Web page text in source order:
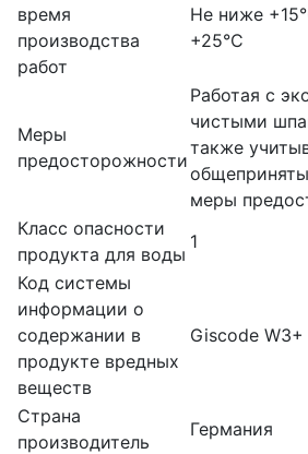
время
производства
работ
Не ниже
+25°C
Меры
предосторожности
Работая с
чистыми
также
меры
Класс опасности
продукта для воды
1
Код системы
информации о
содержании в
продукте вредных
веществ
Giscode W3+
Страна
производитель
Германия